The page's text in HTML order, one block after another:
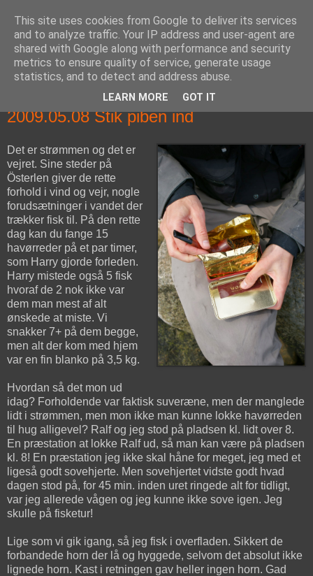
fiskedagbog.dk
Havørredfiskeri, tordenvejr og rav i (en skøn?) tre-enighed
2009.05.08 Stik piben ind
Det er strømmen og det er
vejret. Sine steder på
Österlen giver de rette
forhold i vind og vejr, nogle
forudsætninger i vandet der
trækker fisk til. På den rette
dag kan du fange 15
havørreder på et par timer,
som Harry gjorde forleden.
Harry mistede også 5 fisk
hvoraf de 2 nok ikke var
dem man mest af alt
ønskede at miste. Vi
snakker 7+ på dem begge,
men alt der kom med hjem
var en fin blanko på 3,5 kg.
Hvordan så det mon ud
idag? Forholdende var faktisk suveræne, men der manglede
lidt i strømmen, men mon ikke man kunne lokke havørreden
til hug alligevel? Ralf og jeg stod på pladsen kl. lidt over 8.
En præstation at lokke Ralf ud, så man kan være på pladsen
kl. 8! En præstation jeg ikke skal håne for meget, jeg med et
ligeså godt sovehjerte. Men sovehjertet vidste godt hvad
dagen stod på, for 45 min. inden uret ringede alt for tidligt,
var jeg allerede vågen og jeg kunne ikke sove igen. Jeg
skulle på fisketur!
Lige som vi gik igang, så jeg fisk i overfladen. Sikkert de
forbandede horn der lå og hyggede, selvom det absolut ikke
lignede horn. Kast i retningen gav heller ingen horn. Gad
This site uses cookies from Google to deliver its services
and to analyze traffic. Your IP address and user-agent are
shared with Google along with performance and security
metrics to ensure quality of service, generate usage
statistics, and to detect and address abuse.
LEARN MORE GOT IT